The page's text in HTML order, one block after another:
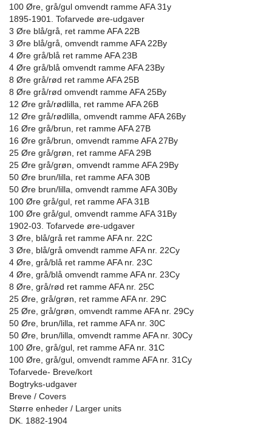
100 Øre, grå/gul omvendt ramme AFA 31y
1895-1901. Tofarvede øre-udgaver
3 Øre blå/grå, ret ramme AFA 22B
3 Øre blå/grå, omvendt ramme AFA 22By
4 Øre grå/blå ret ramme AFA 23B
4 Øre grå/blå omvendt ramme AFA 23By
8 Øre grå/rød ret ramme AFA 25B
8 Øre grå/rød omvendt ramme AFA 25By
12 Øre grå/rødlilla, ret ramme AFA 26B
12 Øre grå/rødlilla, omvendt ramme AFA 26By
16 Øre grå/brun, ret ramme AFA 27B
16 Øre grå/brun, omvendt ramme AFA 27By
25 Øre grå/grøn, ret ramme AFA 29B
25 Øre grå/grøn, omvendt ramme AFA 29By
50 Øre brun/lilla, ret ramme AFA 30B
50 Øre brun/lilla, omvendt ramme AFA 30By
100 Øre grå/gul, ret ramme AFA 31B
100 Øre grå/gul, omvendt ramme AFA 31By
1902-03. Tofarvede øre-udgaver
3 Øre, blå/grå ret ramme AFA nr. 22C
3 Øre, blå/grå omvendt ramme AFA nr. 22Cy
4 Øre, grå/blå ret ramme AFA nr. 23C
4 Øre, grå/blå omvendt ramme AFA nr. 23Cy
8 Øre, grå/rød ret ramme AFA nr. 25C
25 Øre, grå/grøn, ret ramme AFA nr. 29C
25 Øre, grå/grøn, omvendt ramme AFA nr. 29Cy
50 Øre, brun/lilla, ret ramme AFA nr. 30C
50 Øre, brun/lilla, omvendt ramme AFA nr. 30Cy
100 Øre, grå/gul, ret ramme AFA nr. 31C
100 Øre, grå/gul, omvendt ramme AFA nr. 31Cy
Tofarvede- Breve/kort
Bogtryks-udgaver
Breve / Covers
Større enheder / Larger units
DK. 1882-1904